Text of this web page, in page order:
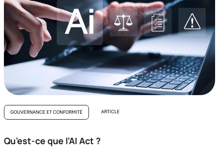
GOUVERNANCE ET CONFORMITÉ ARTICLE
Qu’est-ce que l’AI Act ?